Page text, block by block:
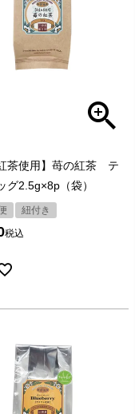
茶使用】苺の紅茶 テ
グ2.5g×8p（袋）
紐付き
税込